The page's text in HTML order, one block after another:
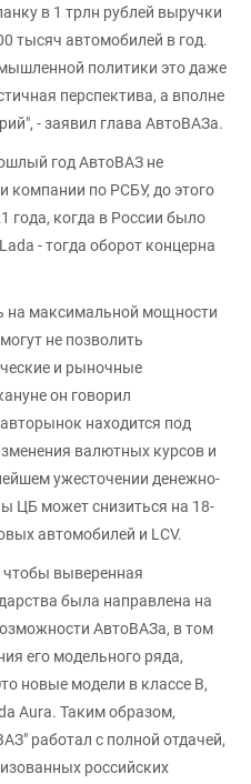
в 1 трлн рублей выручки
тысяч автомобилей в год.
политики это даже
перспектива, а вполне
- заявил глава АвтоВАЗа.
год АвтоВАЗ не
компании по РСБУ, до этого
года, когда в России было
- тогда оборот концерна
на максимальной мощности
не позволить
и рыночные
он говорил
находится под
валютных курсов и
ужесточении денежно-
ЦБ может снизиться на 18-
автомобилей и LCV.
чтобы выверенная
была направлена на
АвтоВАЗа, в том
его модельного ряда,
новые модели в классе B,
Aura. Таким образом,
работал с полной отдачей,
российских